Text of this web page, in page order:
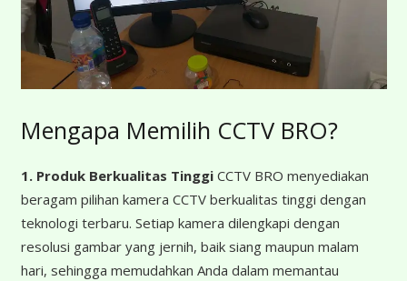
Mengapa Memilih CCTV BRO?
1. Produk Berkualitas TinggiCCTV BRO menyediakan
beragam pilihan kamera CCTV berkualitas tinggi dengan
teknologi terbaru. Setiap kamera dilengkapi dengan
resolusi gambar yang jernih, baik siang maupun malam
hari, sehingga memudahkan Anda dalam memantau